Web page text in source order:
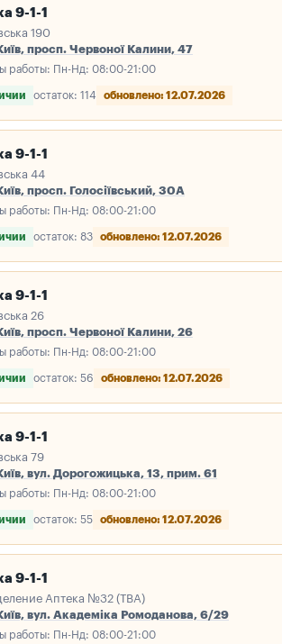
9-1-1
190
просп. Червоної Калини, 47
работы: Пн-Нд: 08:00-21:00
остаток: 114 обновлено: 12.07.2026
9-1-1
44
просп. Голосіївський, 30А
работы: Пн-Нд: 08:00-21:00
остаток: 83 обновлено: 12.07.2026
9-1-1
26
просп. Червоної Калини, 26
работы: Пн-Нд: 08:00-21:00
остаток: 56 обновлено: 12.07.2026
9-1-1
79
вул. Дорогожицька, 13, прим. 61
работы: Пн-Нд: 08:00-21:00
остаток: 55 обновлено: 12.07.2026
9-1-1
Аптека №32 (ТВА)
вул. Академіка Ромоданова, 6/29
работы: Пн-Нд: 08:00-21:00